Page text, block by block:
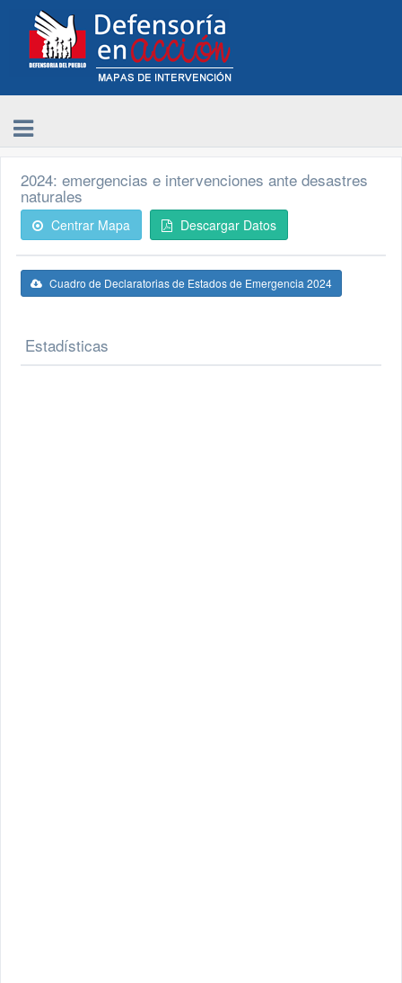
2024: emergencias e intervenciones ante desastres
naturales
Centrar Mapa Descargar Datos
Cuadro de Declaratorias de Estados de Emergencia 2024
Estadísticas